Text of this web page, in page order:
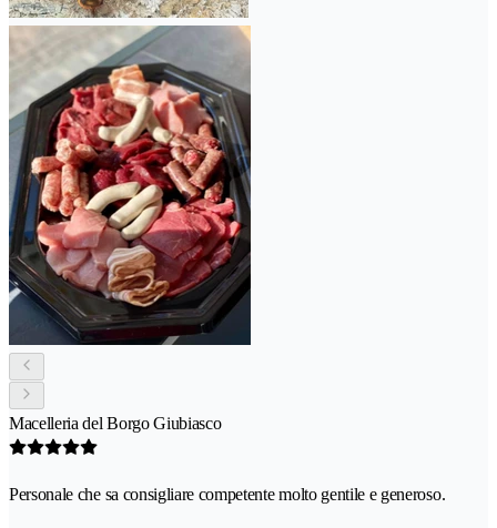
Macelleria del Borgo Giubiasco
Personale che sa consigliare competente molto gentile e generoso.